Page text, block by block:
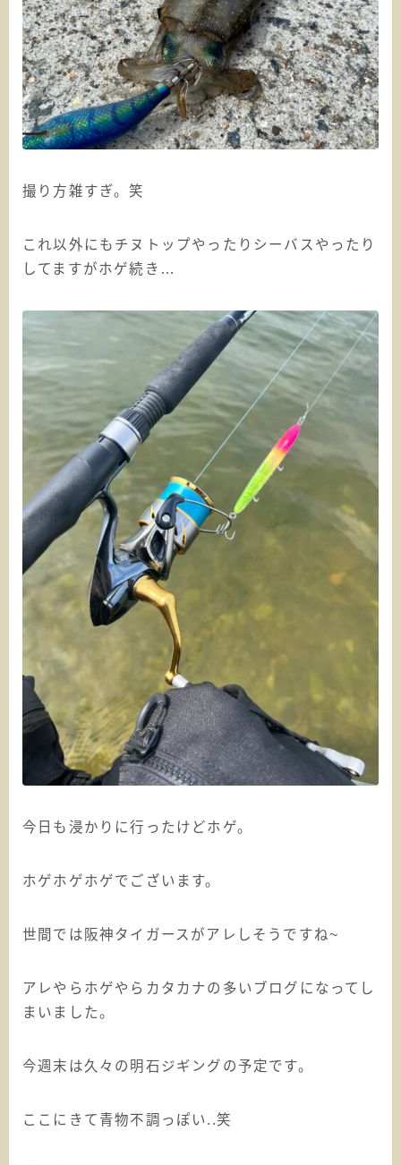
撮り方雑すぎ。笑
これ以外にもチヌトップやったりシーバスやったり
してますがホゲ続き…
今日も浸かりに行ったけどホゲ。
ホゲホゲホゲでございます。
世間では阪神タイガースがアレしそうですね~
アレやらホゲやらカタカナの多いブログになってし
まいました。
今週末は久々の明石ジギングの予定です。
ここにきて青物不調っぽい..笑